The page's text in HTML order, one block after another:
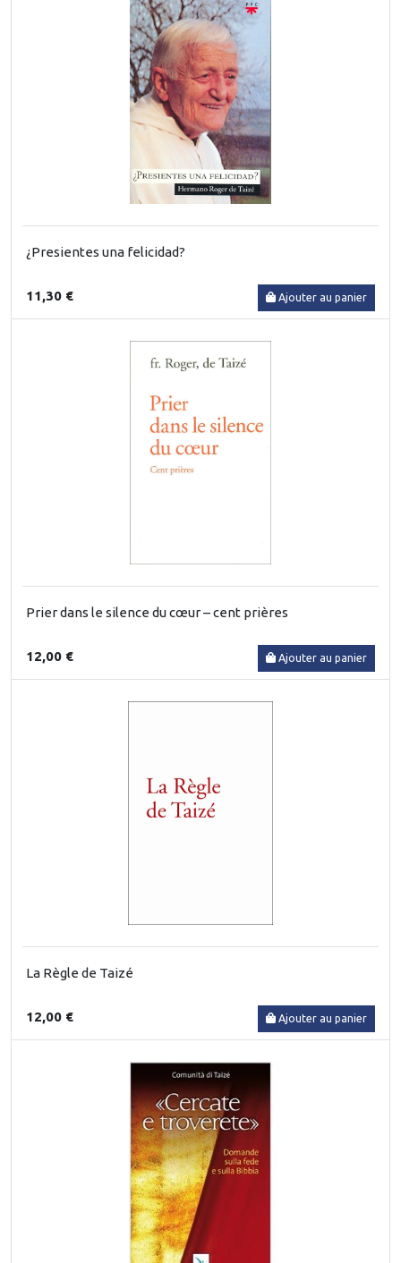
¿Presientes una felicidad?
11,30 € Ajouter au panier
Prier dans le silence du cœur – cent prières
12,00 € Ajouter au panier
La Règle de Taizé
12,00 € Ajouter au panier